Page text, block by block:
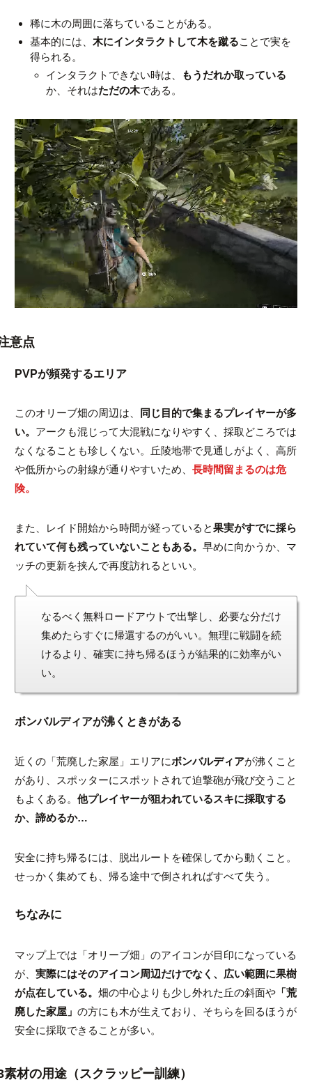
稀に木の周囲に落ちていることがある。
基本的には、木にインタラクトして木を蹴ることで実を
得られる。
インタラクトできない時は、
もうだれか取っている
か、それはただの木である。
意点
PVPが頻発するエリア
このオリーブ畑の周辺は、
同じ目的で集まるプレイヤーが多
い。 アークも混じって大混戦になりやすく、採取どころでは
なくなることも珍しくない。丘陵地帯で見通しがよく、高所
や低所からの射線が通りやすいため、 長時間留まるのは危
険。
また、レイド開始から時間が経っていると果実がすでに採ら
れていて何も残っていないこともある。 早めに向かうか、マ
ッチの更新を挟んで再度訪れるといい。
なるべく無料ロードアウトで出撃し、必要な分だけ
集めたらすぐに帰還するのがいい。無理に戦闘を続
けるより、確実に持ち帰るほうが結果的に効率がい
い。
ボンバルディアが沸くときがある
近くの「荒廃した家屋」エリアにボンバルディアが沸くこと
があり、スポッターにスポットされて迫撃砲が飛び交うこと
もよくある。 他プレイヤーが狙われているスキに採取する
か、諦めるか…
安全に持ち帰るには、脱出ルートを確保してから動くこと。
せっかく集めても、帰る途中で倒されればすべて失う。
ちなみに
マップ上では「オリーブ畑」のアイコンが目印になっている
が、 実際にはそのアイコン周辺だけでなく、広い範囲に果樹
が点在している。 畑の中心よりも少し外れた丘の斜面や「荒
廃した家屋」 の方にも木が生えており、そちらを回るほうが
安全に採取できることが多い。
素材の用途（スクラッピー訓練）